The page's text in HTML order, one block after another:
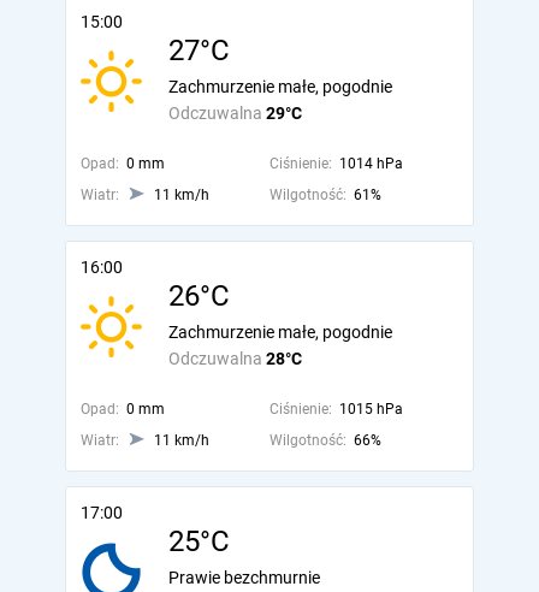
15:00
27°C
Odczuwalna 29°C
Zachmurzenie małe, pogodnie
Opad: 0 mm Ciśnienie: 1014 hPa
Wiatr:
11 km/h Wilgotność: 61%
16:00
26°C
Odczuwalna 28°C
Zachmurzenie małe, pogodnie
Opad: 0 mm Ciśnienie: 1015 hPa
Wiatr:
11 km/h Wilgotność: 66%
17:00
25°C
Prawie bezchmurnie